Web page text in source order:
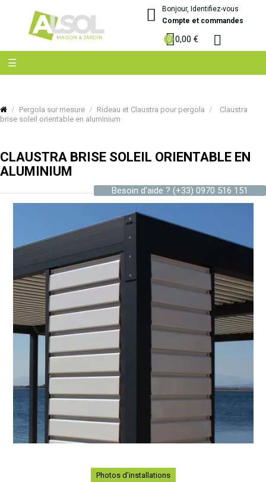
Bonjour, Identifiez-vous
Compte et commandes
0,00 €
Basculer
la
☰
Pergola sur mesure Rideau et Claustra pour pergola
Claustra
brise soleil orientable en aluminium
CLAUSTRA BRISE SOLEIL ORIENTABLE EN
ALUMINIUM
Besoin d'aide ? (+33) 0970 516 151
Photos d'installations